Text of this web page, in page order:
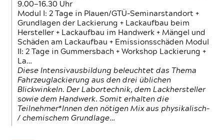
9.00—16.30 Uhr
Modul I: 2 Tage in Plauen/GTÜ-Seminarstandort +
Grundlagen der Lackierung + Lackaufbau beim
Hersteller + Lackaufbau im Handwerk + Mängel und
Schäden am Lackaufbau + Emissionsschäden Modul
II: 2 Tage in Gummersbach + Workshop Lackierung +
La…
Diese Intensivausbildung beleuchtet das Thema
Fahrzeuglackierung aus den drei üblichen
Blickwinkeln. Der Labortechnik, dem Lackhersteller
sowie dem Handwerk. Somit erhalten die
Teilnehmer*Innen den nötigen Mix aus physikalisch-
/ chemischem Grundlage…